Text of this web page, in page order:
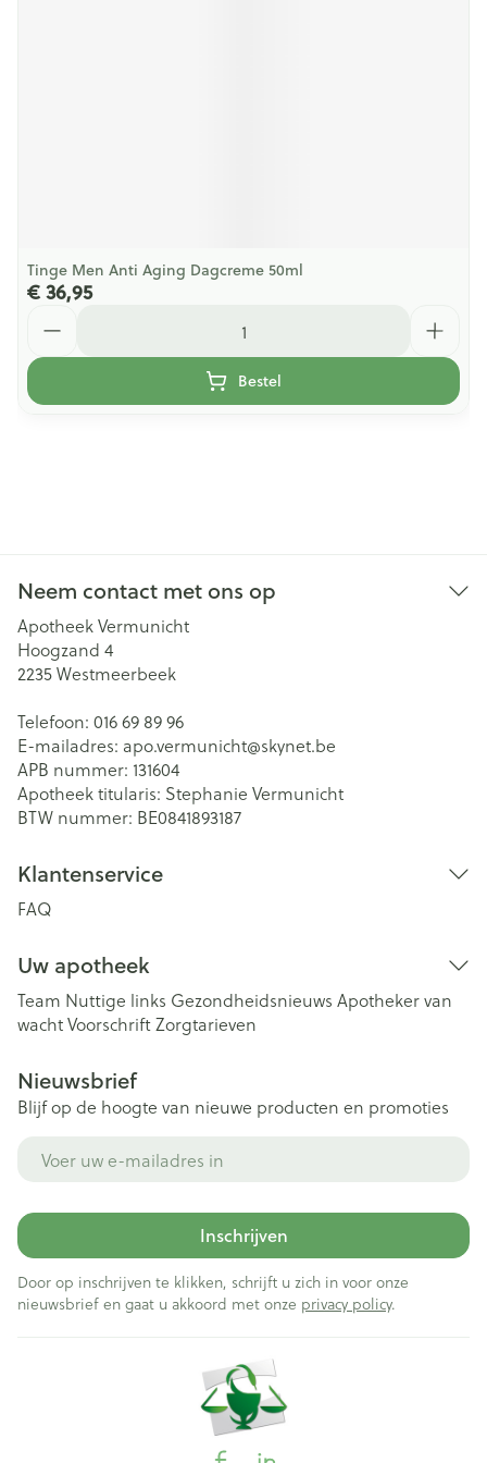
Tinge Men Anti Aging Dagcreme 50ml
€ 36,95
Bestel
Neem contact met ons op
Apotheek Vermunicht
Hoogzand 4
2235Westmeerbeek
Telefoon: 016 69 89 96
E-mailadres: apo.vermunicht@skynet.be
APB nummer: 131604
Apotheek titularis: Stephanie Vermunicht
BTW nummer: BE0841893187
Klantenservice
FAQ
Uw apotheek
Team Nuttige links Gezondheidsnieuws Apotheker van
wachtVoorschriftZorgtarieven
Nieuwsbrief
Blijf op de hoogte van nieuwe producten en promoties
Inschrijven
Door op inschrijven te klikken, schrijft u zich in voor onze
nieuwsbrief en gaat u akkoord met onze privacy policy.